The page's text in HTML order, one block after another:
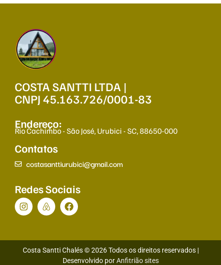
COSTA SANTTI LTDA |
CNPJ 45.163.726/0001-83
Endereço:
Rio Cachimbo - São José, Urubici - SC, 88650-000
Contatos
costasanttiurubici@gmail.com
Redes Sociais
Costa Santti Chalés © 2026 Todos os direitos reservados |
Desenvolvido porAnfitrião sites